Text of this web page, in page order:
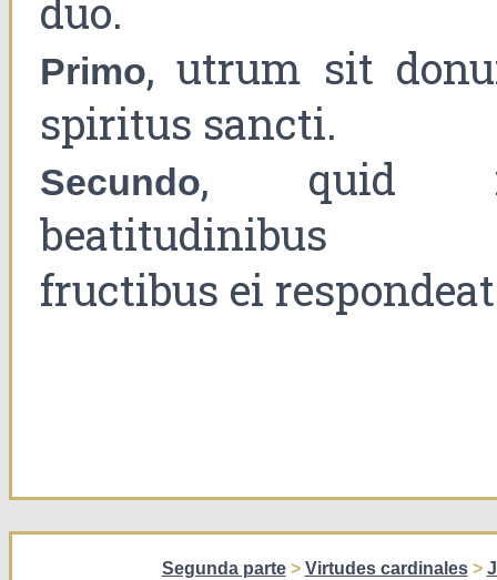
duo.
Primo, utrum sit
spiritus sancti.
Secundo, quid
beatitudinibus
fructibus ei
Segunda parte> Virtudes cardinales>